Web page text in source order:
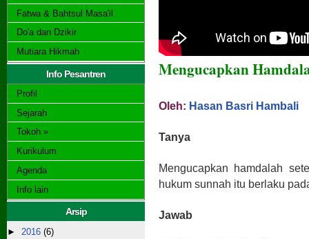
Fatwa & Bahtsul Masa'il
Do'a dan Dzikir
Mutiara Hikmah
Info Pesantren
Profil
Sejarah
Tokoh »
Kurikulum
Agenda
Info lain
Arsip
► 2016 (6)
Mengucapkan
Oleh: Hasan Basri Hambali
Tanya
Mengucapkan hamdalah
hukum sunnah itu berlaku
Jawab